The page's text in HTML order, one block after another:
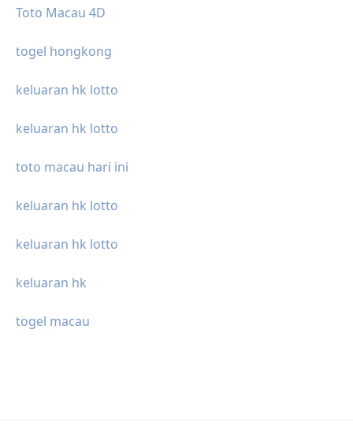
Toto Macau 4D
togel hongkong
keluaran hk lotto
keluaran hk lotto
toto macau hari ini
keluaran hk lotto
keluaran hk lotto
keluaran hk
togel macau